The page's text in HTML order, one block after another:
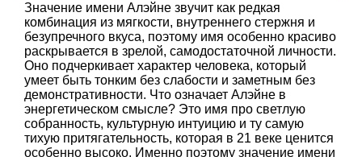
Значение имени Алэйне звучит как редкая
комбинация из мягкости, внутреннего стержня и
безупречного вкуса, поэтому имя особенно красиво
раскрывается в зрелой, самодостаточной личности.
Оно подчеркивает характер человека, который
умеет быть тонким без слабости и заметным без
демонстративности. Что означает Алэйне в
энергетическом смысле? Это имя про светлую
собранность, культурную интуицию и ту самую
тихую притягательность, которая в 21 веке ценится
особенно высоко. Именно поэтому значение имени